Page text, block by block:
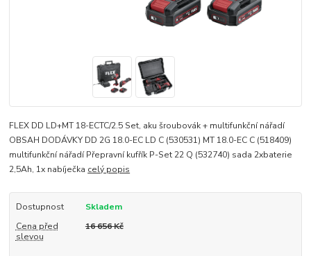
FLEX DD LD+MT 18-ECTC/2.5 Set, aku šroubovák + multifunkční nářadí
OBSAH DODÁVKY DD 2G 18.0-EC LD C (530531) MT 18.0-EC C (518409)
multifunkční nářadí Přepravní kufřík P-Set 22 Q (532740) sada 2xbaterie
2,5Ah, 1x nabíječka celý popis
Dostupnost
Skladem
Cena před
slevou
16 656 Kč